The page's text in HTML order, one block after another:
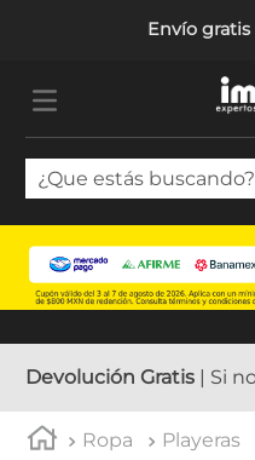
Envío gratis
¿Que estás buscando?
Devolución Gratis| Si
Ropa Playeras
TÉRMINOS MÁS
1.
sandalias mujer
tenis hombre
5. tenis